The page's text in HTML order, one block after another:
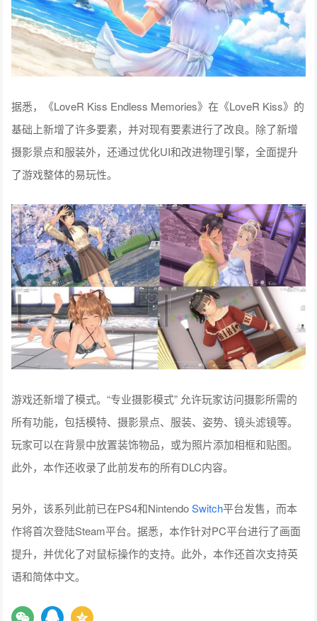
据悉，《LoveR Kiss Endless Memories》在《LoveR Kiss》的
基础上新增了许多要素，并对现有要素进行了改良。除了新增
摄影景点和服装外，还通过优化UI和改进物理引擎，全面提升
了游戏整体的易玩性。
游戏还新增了模式。“专业摄影模式” 允许玩家访问摄影所需的
所有功能，包括模特、摄影景点、服装、姿势、镜头滤镜等。
玩家可以在背景中放置装饰物品，或为照片添加相框和贴图。
此外，本作还收录了此前发布的所有DLC内容。
另外，该系列此前已在PS4和NintendoSwitch平台发售，而本
作将首次登陆Steam平台。据悉，本作针对PC平台进行了画面
提升，并优化了对鼠标操作的支持。此外，本作还首次支持英
语和简体中文。